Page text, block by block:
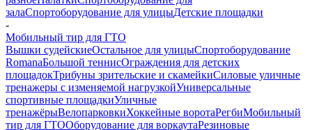
залаСпортоборудование для улицыДетские площадки
-
Мобильный тир для ГТО
Вышки судейскиеОстальное для улицыСпортоборудование
RomanaБольшой теннисОграждения для детских
площадокТрибуны зрительские и скамейкиСиловые уличные
тренажеры с изменяемой нагрузкойУниверсальные
спортивные площадкиУличные
тренажёрыВелопарковкиХоккейные воротаРегбиМобильный
тир для ГТООборудование для воркаутаРезиновые